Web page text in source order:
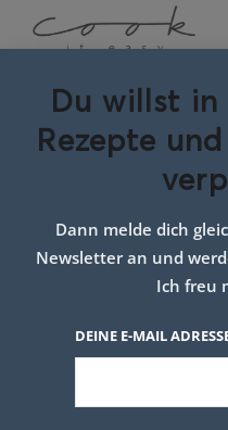
Du willst
Rezepte
Dann melde dich
Newsletter an und
Ich freu
DEINE E-MAIL